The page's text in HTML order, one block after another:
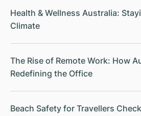
Health & Wellness Australia:
Climate
The Rise of Remote Work: How
Redefining the Office
Beach Safety for Travellers